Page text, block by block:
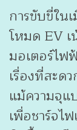
การขับขี่ใน
โหมด EV เ
มอเตอร์ไฟ
เรื่องที่สะด
แม้ความจุแ
เพื่อชาร์จไ